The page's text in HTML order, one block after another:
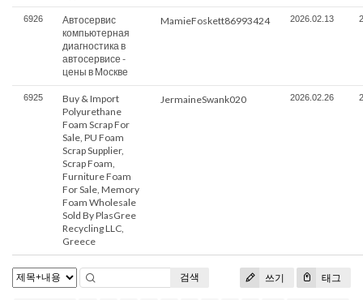
6926
Автосервис
компьютерная
диагностика в
автосервисе -
цены в Москве
MamieFoskett86993424 2026.02.13
6925
Buy & Import
Polyurethane
Foam Scrap For
Sale, PU Foam
Scrap Supplier,
Scrap Foam,
Furniture Foam
For Sale, Memory
Foam Wholesale
Sold By PlasGree
Recycling LLC,
Greece
JermaineSwank020 2026.02.26
쓰기 태그
검색